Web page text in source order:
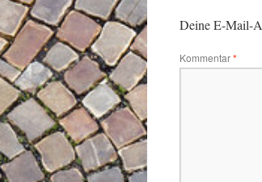
Deine E-Mail-
Kommentar*